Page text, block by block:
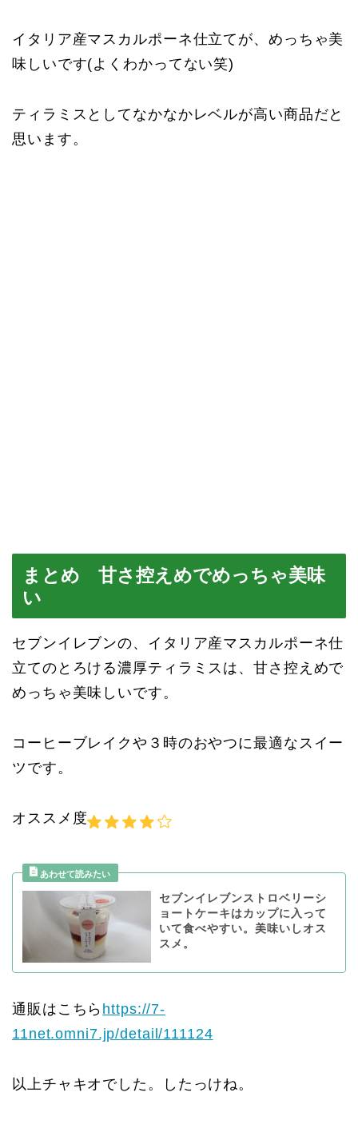
イタリア産マスカルポーネ仕立てが、めっちゃ美
味しいです(よくわかってない笑)
ティラミスとしてなかなかレベルが高い商品だと
思います。
まとめ 甘さ控えめでめっちゃ美味
い
セブンイレブンの、イタリア産マスカルポーネ仕
立てのとろける濃厚ティラミスは、甘さ控えめで
めっちゃ美味しいです。
コーヒーブレイクや３時のおやつに最適なスイー
ツです。
オススメ度
セブンイレブンストロベリーシ
ョートケーキはカップに入って
いて食べやすい。美味いしオス
スメ。
通販はこちら https://7-
11net.omni7.jp/detail/111124
以上チャキオでした。したっけね。